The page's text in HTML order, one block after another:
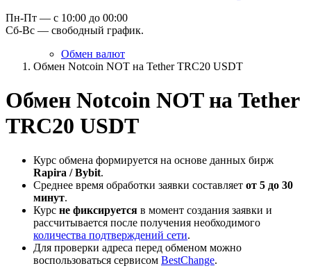
Пн-Пт — c 10:00 до 00:00
Сб-Вс — свободный график.
Обмен валют
Обмен Notcoin NOT на Tether TRC20 USDT
Обмен Notcoin NOT на Tether
TRC20 USDT
Курс обмена формируется на основе данных бирж
Rapira / Bybit.
Среднее время обработки заявки составляет от 5 до 30
минут.
Курс не фиксируется в момент создания заявки и
рассчитывается после получения необходимого
количества подтверждений сети.
Для проверки адреса перед обменом можно
воспользоваться сервисом BestChange.